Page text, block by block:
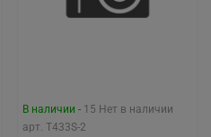
В наличии - 15 Нет в наличии
арт. T433S-2